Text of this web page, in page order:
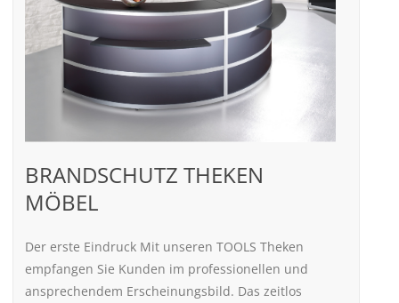
BRANDSCHUTZ THEKEN
MÖBEL
Der erste Eindruck Mit unseren TOOLS Theken
empfangen Sie Kunden im professionellen und
ansprechendem Erscheinungsbild. Das zeitlos